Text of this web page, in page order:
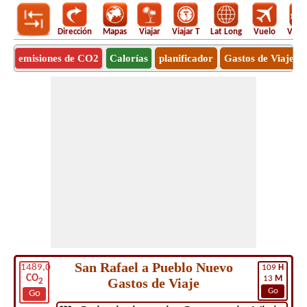
Dirección Mapas Viajar Viajar T Lat Long Vuelo
emisiones de CO2 Calorías planificador Gastos de Viaje
1489,0
CO2
Go
109 H
13 M
Go
San Rafael a Pueblo Nuevo
Gastos de Viaje